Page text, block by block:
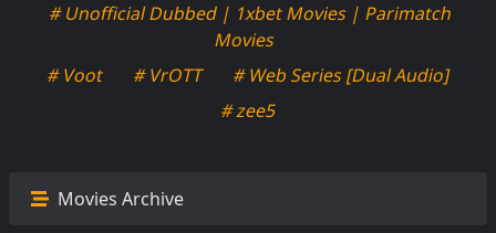
# Unofficial Dubbed | 1xbet Movies | Parimatch
Movies
# Voot
# VrOTT
# Web Series [Dual Audio]
# zee5
Movies Archive